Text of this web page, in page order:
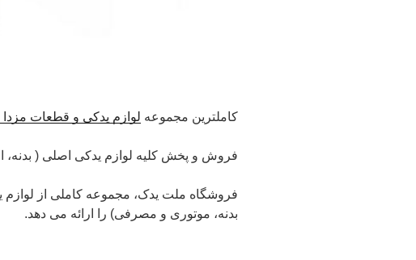
کاملترین مجموعه لوازم یدکی و قطعات مزدا 3
فروش و پخش کلیه لوازم یدکی اصلی (
فروشگاه ملت یدک، مجموعه کاملی از
بدنه، موتوری و مصرفی) را ارائه می دهد.